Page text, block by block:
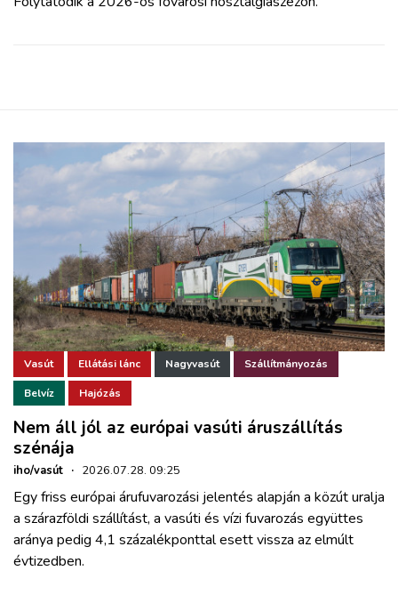
Vasút Ellátási lánc Nagyvasút Szállítmányozás
Belvíz Hajózás
Nem áll jól az európai vasúti áruszállítás
szénája
iho/vasút · 2026.07.28. 09:25
Egy friss európai árufuvarozási jelentés alapján a közút uralja
a szárazföldi szállítást, a vasúti és vízi fuvarozás együttes
aránya pedig 4,1 százalékponttal esett vissza az elmúlt
évtizedben.